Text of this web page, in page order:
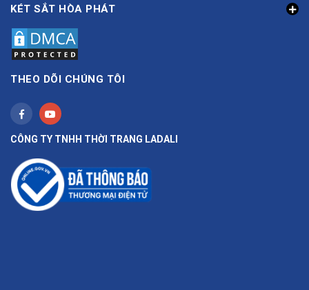
KÉT SẮT HÒA PHÁT
THEO DÕI CHÚNG TÔI
CÔNG TY TNHH THỜI TRANG LADALI